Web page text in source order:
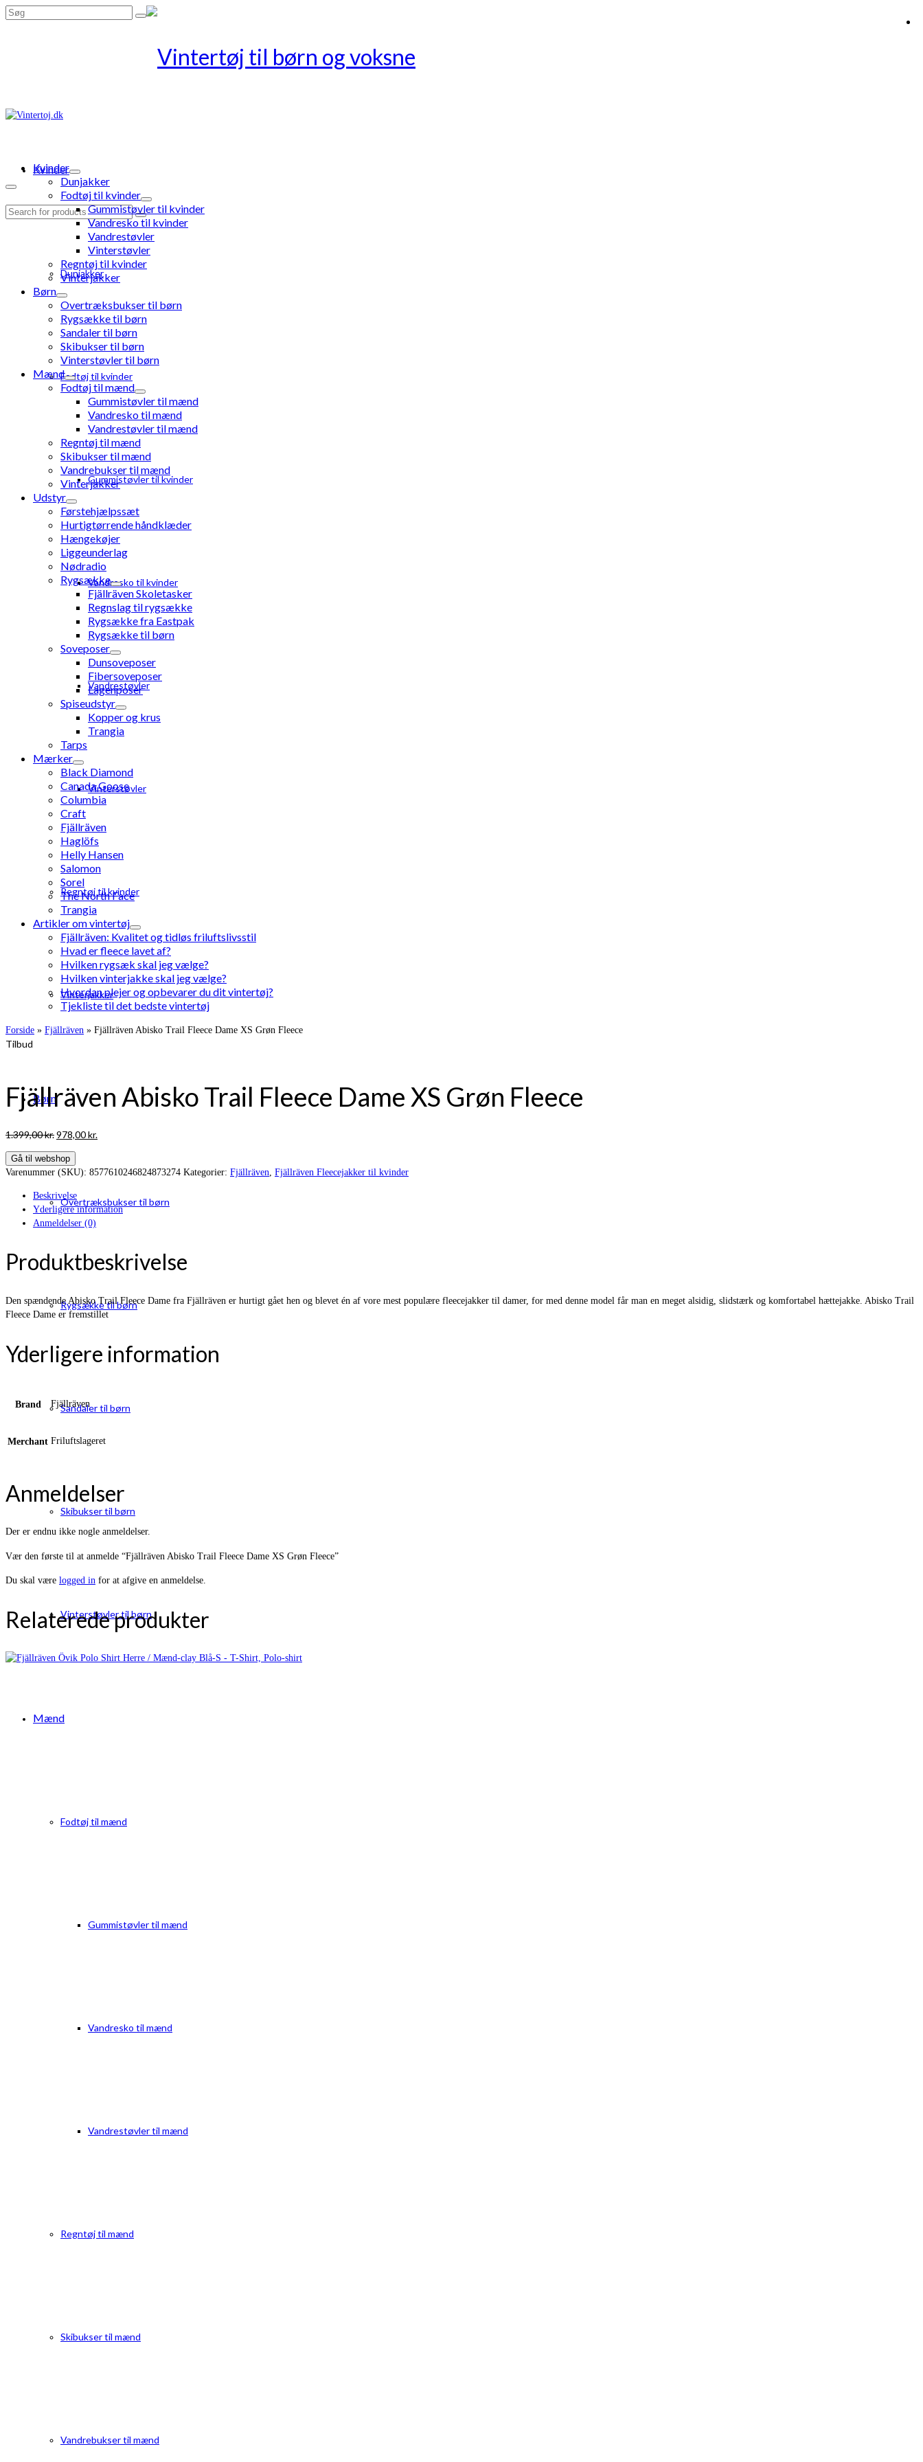
Search
Kvinder
Dunjakker
Fodtøj til kvinder
Gummistøvler til kvinder
Vandresko til kvinder
Vandrestøvler
Vinterstøvler
Regntøj til kvinder
Vinterjakker
Børn
Overtræksbukser til børn
Rygsække til børn
Sandaler til børn
Skibukser til børn
Vinterstøvler til børn
Mænd
Fodtøj til mænd
Gummistøvler til mænd
Vandresko til mænd
Vandrestøvler til mænd
Regntøj til mænd
Skibukser til mænd
Vandrebukser til mænd
Search
Kvinder
Dunjakker
Fodtøj til kvinder
Gummistøvler til kvinder
Vandresko til kvinder
Vandrestøvler
Vinterstøvler
Regntøj til kvinder
Vinterjakker
Børn
Overtræksbukser til børn
Rygsække til børn
Sandaler til børn
Skibukser til børn
Vinterstøvler til børn
Mænd
Fodtøj til mænd
Gummistøvler til mænd
Vandresko til mænd
Vandrestøvler til mænd
Regntøj til mænd
Skibukser til mænd
Vandrebukser til mænd
Vinterjakker
Udstyr
Førstehjælpssæt
Hurtigtørrende håndklæder
Hængekøjer
Liggeunderlag
Nødradio
Rygsække
Fjällräven Skoletasker
Regnslag til rygsække
Rygsække fra Eastpak
Rygsække til børn
Soveposer
Dunsoveposer
Fibersoveposer
Lagenposer
Spiseudstyr
Kopper og krus
Trangia
Tarps
Mærker
Black Diamond
Canada Goose
Columbia
Craft
Fjällräven
Haglöfs
Helly Hansen
Salomon
Sorel
The North Face
Trangia
Artikler om vintertøj
Fjällräven: Kvalitet og tidløs friluftslivsstil
Hvad er fleece lavet af?
Hvilken rygsæk skal jeg vælge?
Hvilken vinterjakke skal jeg vælge?
Hvordan plejer og opbevarer du dit vintertøj?
Tjekliste til det bedste vintertøj
Forside » Fjällräven » Fjällräven Abisko Trail Fleece Dame XS Grøn Fleece
Tilbud
Fjällräven Abisko Trail Fleece Dame XS Grøn Fleece
1.399,00kr.Den
pris
var:
978,00kr.
er:
Gå til webshop
Varenummer (SKU): 8577610246824873274 Kategorier: Fjällräven Fjällräven Fleecejakker til kvinder
Beskrivelse
Yderligere information
Anmeldelser (0)
Produktbeskrivelse
Den spændende Abisko Trail Fleece Dame fra Fjällräven er hurtigt gået hen og blevet én af vore mest populære fleecejakker til damer, for med denne model får man en meget alsidig, slidstærk og komfortabel hættejakke. Abisko Trail
Fleece Dame er fremstillet
Yderligere information
Brand Fjällräven
Merchant Friluftslageret
Anmeldelser
Der er endnu ikke nogle anmeldelser.
Vær den første til at anmelde “Fjällräven Abisko Trail Fleece Dame XS Grøn Fleece”
Du skal være logged in for at afgive en anmeldelse.
Relaterede produkter